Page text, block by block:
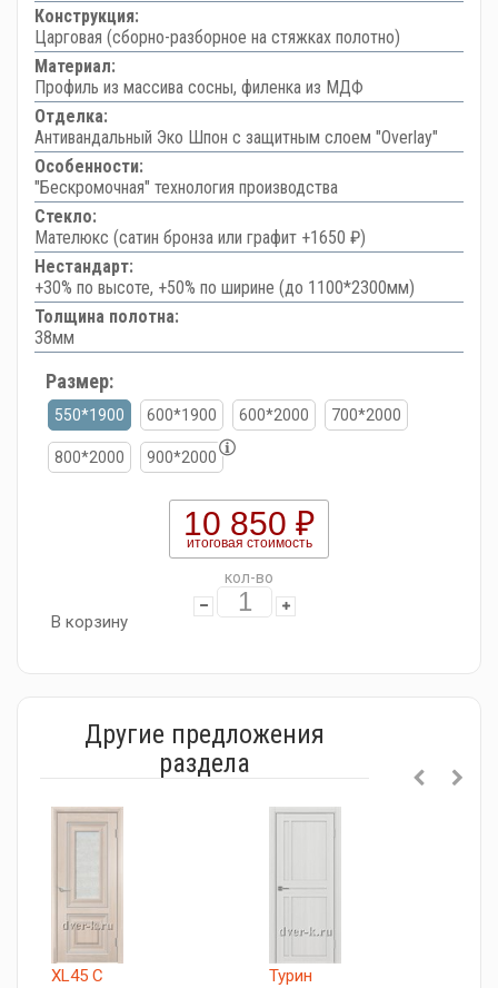
Конструкция:
Царговая (сборно-разборное на стяжках полотно)
Материал:
Профиль из массива сосны, филенка из МДФ
Отделка:
Антивандальный Эко Шпон с защитным слоем "Overlay"
Особенности:
"Бескромочная" технология производства
Стекло:
Мателюкс (сатин бронза или графит +1650 ₽)
Нестандарт:
+30% по высоте, +50% по ширине (до 1100*2300мм)
Толщина полотна:
38мм
Размер:
550*1900 600*1900 600*2000 700*2000
800*2000 900*2000
10 850 ₽
итоговая стоимость
кол-во
В корзину
Другие предложения
раздела
XL45 C
Турин